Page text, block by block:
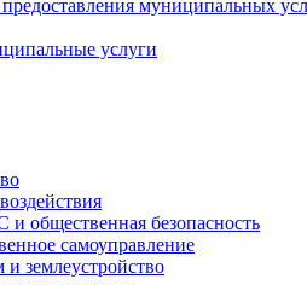
муниципальных
услуги
и общественная безопасность
самоуправление
землеустройство